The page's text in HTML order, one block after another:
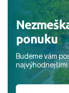
ponuku
Budeme vám